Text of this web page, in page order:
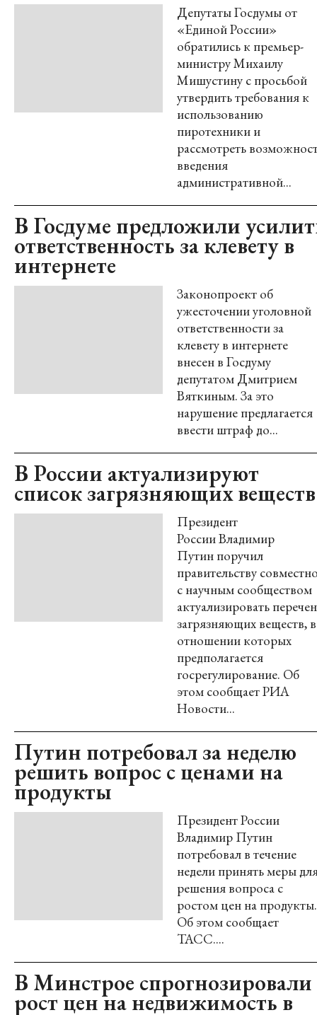
Депутаты Госдумы от
«Единой России»
обратились к премьер-
министру Михаилу
Мишустину с просьбой
утвердить требования к
использованию
пиротехники и
рассмотреть
введения
административной...
В Госдуме предложили
ответственность за клевету в
интернете
Законопроект об
ужесточении уголовной
ответственности за
клевету в интернете
внесен в Госдуму
депутатом Дмитрием
Вяткиным. За это
нарушение предлагается
ввести штраф до...
В России актуализируют
список загрязняющих веществ
Президент
России Владимир
Путин поручил
правительству
с научным сообществом
актуализировать
загрязняющих веществ, в
отношении которых
предполагается
госрегулирование. Об
этом сообщает РИА
Новости...
Путин потребовал за неделю
решить вопрос с ценами на
продукты
Президент России
Владимир Путин
потребовал в течение
недели принять меры
решения вопроса с
ростом цен на продукты.
Об этом сообщает
ТАСС....
В Минстрое спрогнозировали
рост цен на недвижимость в